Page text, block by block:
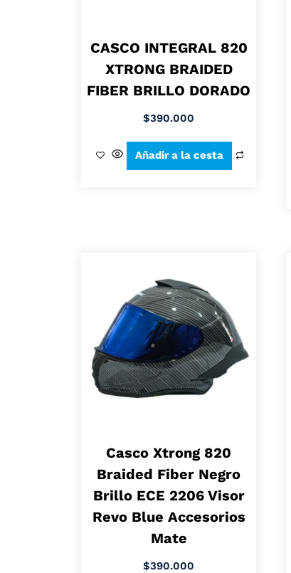
CASCO INTEGRAL 820
XTRONG BRAIDED
FIBER BRILLO DORADO
$390.000
Añadir a la cesta
Casco Xtrong 820
Braided Fiber Negro
Brillo ECE 2206 Visor
Revo Blue Accesorios
Mate
$390.000